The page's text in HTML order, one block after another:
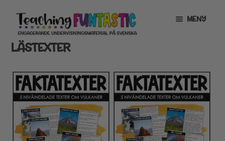
Hoppa
till
navigering
Gå
till
innehåll
MENY
INFO
MITT KONTO
GRATISMATERIAL
EXPANDERA
UNDERMENY
BUTIK
LÄSTEXTER